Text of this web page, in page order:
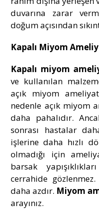
duvarına zarar
doğum açısından
Kapalı Miyom
Kapalı miyom
ve kullanılan
açık miyom
nedenle açık miyom
daha pahalıdır.
sonrası hastalar
işlerine daha hızlı
olmadığı için
barsak
cerrahide
daha azdır. Miyom
arayınız.